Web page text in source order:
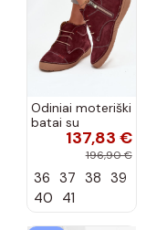
Odiniai moteriški
batai su
siūlėmis, pilies
tipo, Artiker
spalvos
137,83 €
196,90 €
36 37 38 39
40 41